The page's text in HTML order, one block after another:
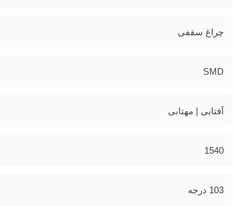
چراغ سقفی
SMD
آفتابی | مهتابی
1540
103 درجه